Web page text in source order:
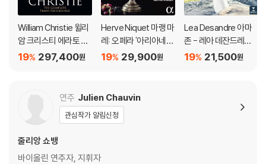
William Christie 윌리
암 크리스티 에라토 레
이블 녹음 전집 (The C
297,400원
19%
Herve Niquet 마랭 마
레: 오페라 '아리아네와
바쿠스' 전곡 (Marais:
29,900원
19%
Lea Desandre 아마
존 - 레아 데잔드레가
부르는 바로크 아리아
21,500원
19%
연주 Julien Chauvin
관심작가 알림신청
줄리앙 쇼뱅
바이올린 연주자, 지휘자